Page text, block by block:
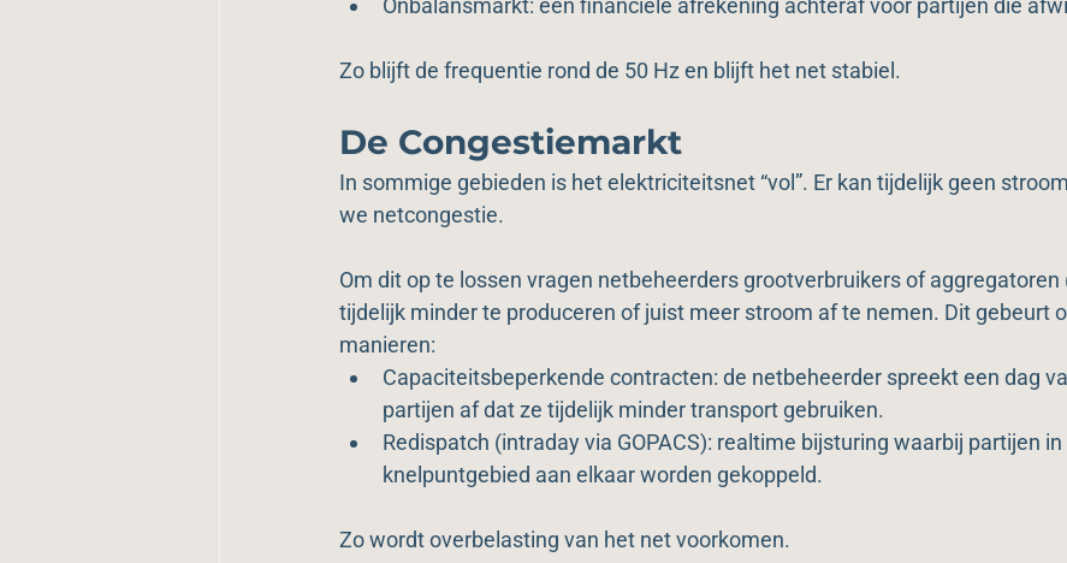
Onbalansmarkt: een financiële afrekening achteraf voor partijen die
Zo blijft de frequentie rond de 50 Hz en blijft het net stabiel.
De Congestiemarkt
In sommige gebieden is het elektriciteitsnet “vol”. Er kan tijdelijk geen
we netcongestie.
Om dit op te lossen vragen netbeheerders grootverbruikers of aggregatoren
tijdelijk minder te produceren of juist meer stroom af te nemen. Dit gebeurt
manieren:
Capaciteitsbeperkende contracten: de netbeheerder spreekt een dag
partijen af dat ze tijdelijk minder transport gebruiken.
Redispatch (intraday via GOPACS): realtime bijsturing waarbij partijen
knelpuntgebied aan elkaar worden gekoppeld.
Zo wordt overbelasting van het net voorkomen.